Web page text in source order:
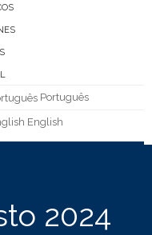
Português
English
2024